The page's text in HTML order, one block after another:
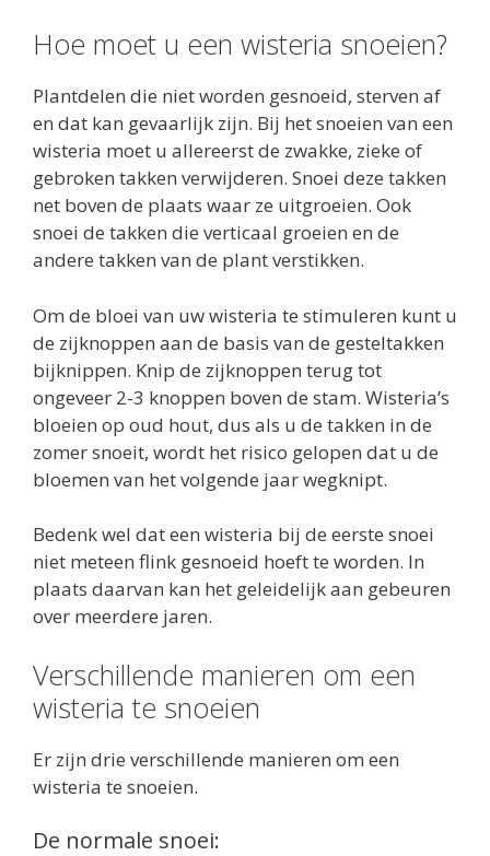
Hoe moet u een wisteria snoeien?
Plantdelen die niet worden gesnoeid, sterven af
en dat kan gevaarlijk zijn. Bij het snoeien van een
wisteria moet u allereerst de zwakke, zieke of
gebroken takken verwijderen. Snoei deze takken
net boven de plaats waar ze uitgroeien. Ook
snoei de takken die verticaal groeien en de
andere takken van de plant verstikken.
Om de bloei van uw wisteria te stimuleren kunt u
de zijknoppen aan de basis van de gesteltakken
bijknippen. Knip de zijknoppen terug tot
ongeveer 2-3 knoppen boven de stam. Wisteria’s
bloeien op oud hout, dus als u de takken in de
zomer snoeit, wordt het risico gelopen dat u de
bloemen van het volgende jaar wegknipt.
Bedenk wel dat een wisteria bij de eerste snoei
niet meteen flink gesnoeid hoeft te worden. In
plaats daarvan kan het geleidelijk aan gebeuren
over meerdere jaren.
Verschillende manieren om een
wisteria te snoeien
Er zijn drie verschillende manieren om een
wisteria te snoeien.
De normale snoei: